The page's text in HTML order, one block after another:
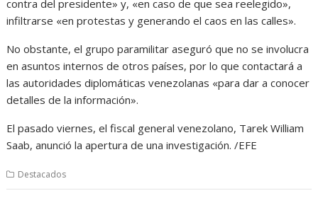
contra del presidente» y, «en caso de que sea reelegido»,
infiltrarse «en protestas y generando el caos en las calles».
No obstante, el grupo paramilitar aseguró que no se involucra
en asuntos internos de otros países, por lo que contactará a
las autoridades diplomáticas venezolanas «para dar a conocer
detalles de la información».
El pasado viernes, el fiscal general venezolano, Tarek William
Saab, anunció la apertura de una investigación. /EFE
Destacados